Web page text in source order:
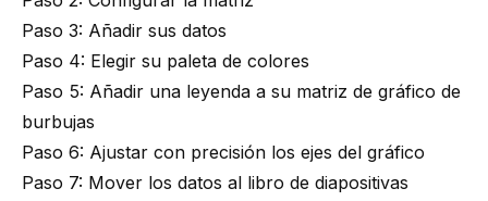
Paso 3: Añadir sus datos
Paso 4: Elegir su paleta de colores
Paso 5: Añadir una leyenda a su matriz de gráfico de
burbujas
Paso 6: Ajustar con precisión los ejes del gráfico
Paso 7: Mover los datos al libro de diapositivas